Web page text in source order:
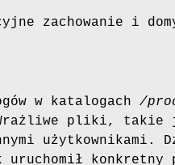
zachowanie i
w katalogach /
pliki, takie
użytkownikami.
konkretny